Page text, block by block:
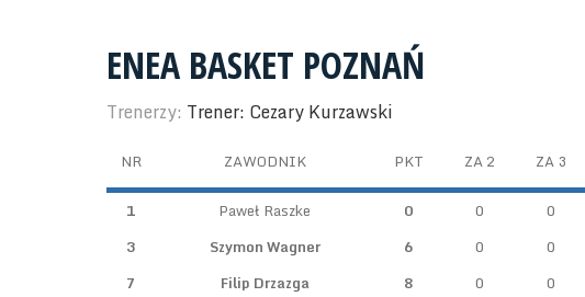
ENEA BASKET POZNAŃ
Trenerzy: Trener: Cezary Kurzawski
NR ZAWODNIK PKT ZA 2 ZA 3
1 Paweł Raszke 0 0
0
3
Szymon Wagner 6 0 0
7
Filip Drzazga 8 0 0